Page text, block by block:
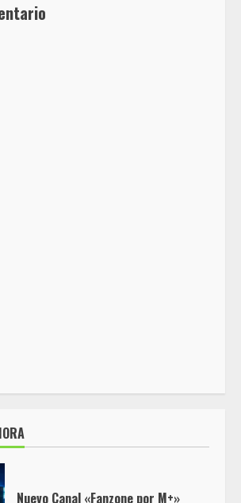
Nuevo Canal «Fanzone por M+»